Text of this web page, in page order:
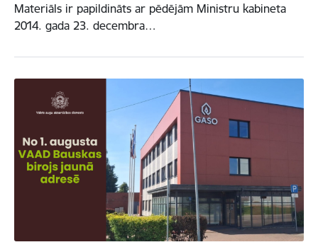
Materiāls ir papildināts ar pēdējām Ministru kabineta
2014. gada 23. decembra…